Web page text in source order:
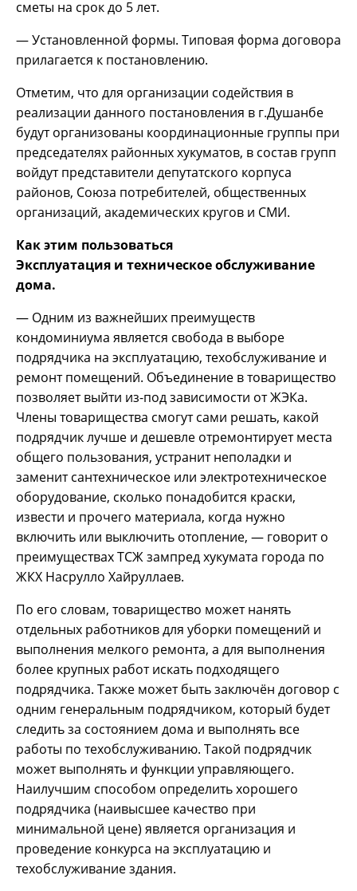
сметы на срок до 5 лет.
— Установленной формы. Типовая форма договора
прилагается к постановлению.
Отметим, что для организации содействия в
реализации данного постановления в г.Душанбе
будут организованы координационные группы при
председателях районных хукуматов, в состав групп
войдут представители депутатского корпуса
районов, Союза потребителей, общественных
организаций, академических кругов и СМИ.
Как этим пользоваться
Эксплуатация и техническое обслуживание
дома.
— Одним из важнейших преимуществ
кондоминиума является свобода в выборе
подрядчика на эксплуатацию, техобслуживание и
ремонт помещений. Объединение в товарищество
позволяет выйти из-под зависимости от ЖЭКа.
Члены товарищества смогут сами решать, какой
подрядчик лучше и дешевле отремонтирует места
общего пользования, устранит неполадки и
заменит сантехническое или электротехническое
оборудование, сколько понадобится краски,
извести и прочего материала, когда нужно
включить или выключить отопление, — говорит о
преимуществах ТСЖ зампред хукумата города по
ЖКХ Насрулло Хайруллаев.
По его словам, товарищество может нанять
отдельных работников для уборки помещений и
выполнения мелкого ремонта, а для выполнения
более крупных работ искать подходящего
подрядчика. Также может быть заключён договор с
одним генеральным подрядчиком, который будет
следить за состоянием дома и выполнять все
работы по техобслуживанию. Такой подрядчик
может выполнять и функции управляющего.
Наилучшим способом определить хорошего
подрядчика (наивысшее качество при
минимальной цене) является организация и
проведение конкурса на эксплуатацию и
техобслуживание здания.